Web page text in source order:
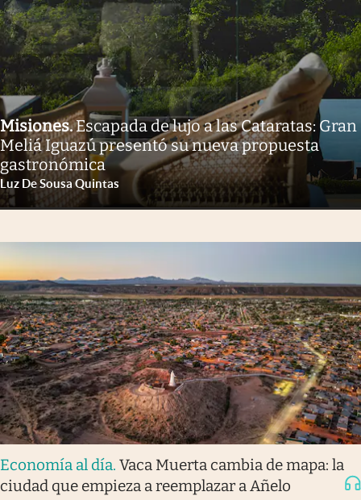
Misiones.Escapada de lujo a las Cataratas: Gran
Meliá Iguazú presentó su nueva propuesta
gastronómica
Luz De Sousa Quintas
Economía al día. Vaca Muerta cambia de mapa: la
ciudad que empieza a reemplazar a Añelo